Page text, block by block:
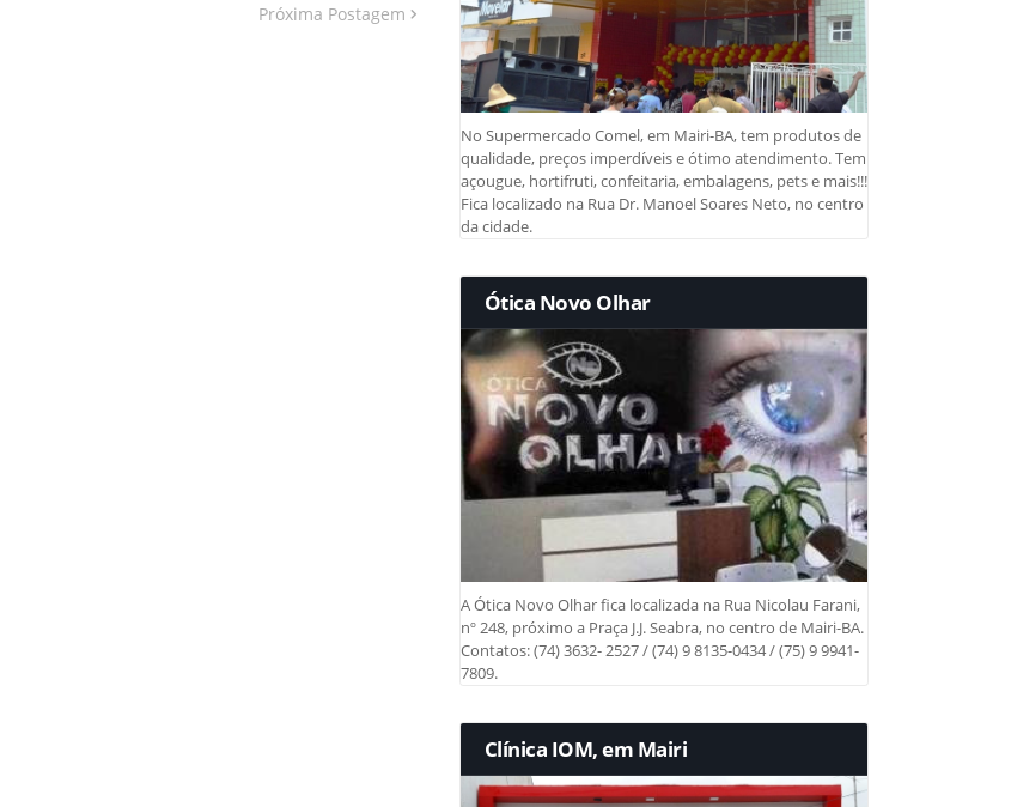
Próxima Postagem
No Supermercado Comel, em Mairi-BA, tem produtos de
qualidade, preços imperdíveis e ótimo atendimento. Tem
açougue, hortifruti, confeitaria, embalagens, pets e mais!!!
Fica localizado na Rua Dr. Manoel Soares Neto, no centro
da cidade.
Ótica Novo Olhar
A Ótica Novo Olhar fica localizada na Rua Nicolau Farani,
nº 248, próximo a Praça J.J. Seabra, no centro de Mairi-BA.
Contatos: (74) 3632- 2527 / (74) 9 8135-0434 / (75) 9 9941-
7809.
Clínica IOM, em Mairi